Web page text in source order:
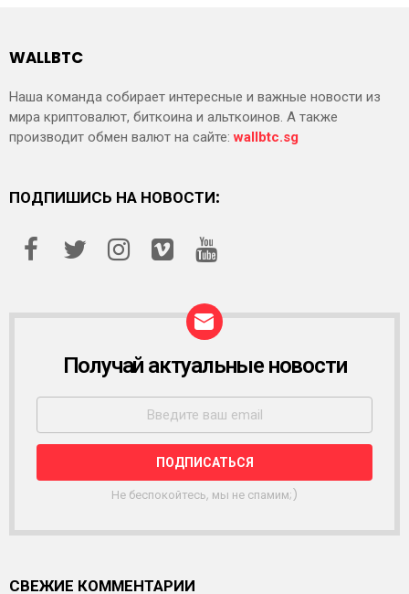
WALLBTC
Наша команда собирает интересные и важные новости из
мира криптовалют, биткоина и альткоинов. А также
производит обмен валют на сайте:wallbtc.sg
ПОДПИШИСЬ НА НОВОСТИ:
С
Ы
Л
К
Получай актуальные новости
Не беспокойтесь, мы не спамим;)
СВЕЖИЕ КОММЕНТАРИИ